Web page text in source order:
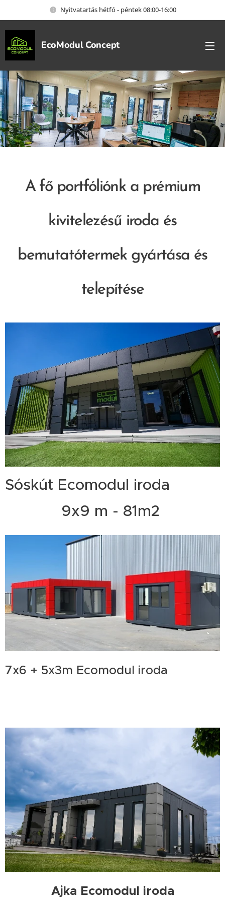
Nyitvatartás hétfó - péntek 08:00-16:00
EcoModul Concept
A fő portfóliónk a prémium
kivitelezésű iroda és
bemutatótermek gyártása és
telepítése
Sóskút Ecomodul iroda
9x9 m - 81m2
7x6 + 5x3m Ecomodul iroda
Ajka Ecomodul iroda